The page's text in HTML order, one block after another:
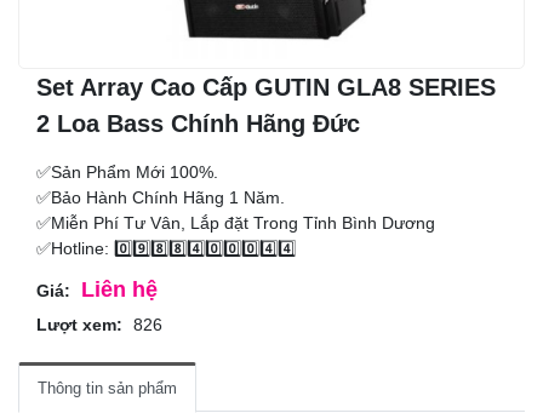
Set Array Cao Cấp GUTIN GLA8 SERIES
2 Loa Bass Chính Hãng Đức
✅Sản Phẩm Mới 100%.
✅Bảo Hành Chính Hãng 1 Năm.
✅Miễn Phí Tư Vân, Lắp đặt Trong Tỉnh Bình Dương
✅Hotline: 0️⃣9️⃣8️⃣8️⃣4️⃣0️⃣0️⃣0️⃣4️⃣4️⃣
Giá: Liên hệ
Lượt xem: 826
Thông tin sản phẩm